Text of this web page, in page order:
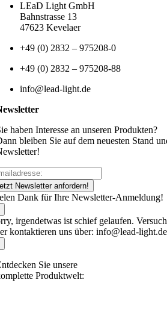
LEaD Light GmbH
Bahnstrasse 13
47623 Kevelaer
+49 (0) 2832 – 975208-0
+49 (0) 2832 – 975208-88
info@lead-light.de
haben Interesse an unseren Produkten?
bleiben Sie auf dem neuesten Stand
Newsletter anfordern!
Dank für Ihre Newsletter-Anmeldung!
irgendetwas ist schief gelaufen.
kontaktieren uns über: info@lead-light.de
Sie unsere
Produktwelt: